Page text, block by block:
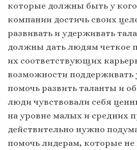
которые должны быть у
компании достичь своих
развивать и удерживать
должны дать людям четкое
их соответствующих
возможности поддерживать
помочь развить таланты и
люди чувствовали себя
на уровне малых и средних
действительно нужно
помочь лидерам, которые